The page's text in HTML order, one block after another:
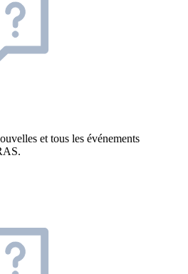
et tous les événements